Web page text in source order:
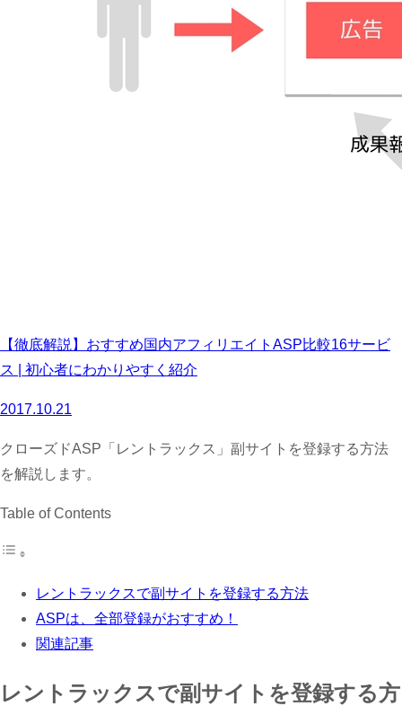
【徹底解説】おすすめ国内アフィリエイトASP比較16サービ
ス | 初心者にわかりやすく紹介
2017.10.21
クローズドASP「レントラックス」副サイトを登録する方法
を解説します。
Table of Contents
レントラックスで副サイトを登録する方法
ASPは、全部登録がおすすめ！
関連記事
レントラックスで副サイトを登録する方